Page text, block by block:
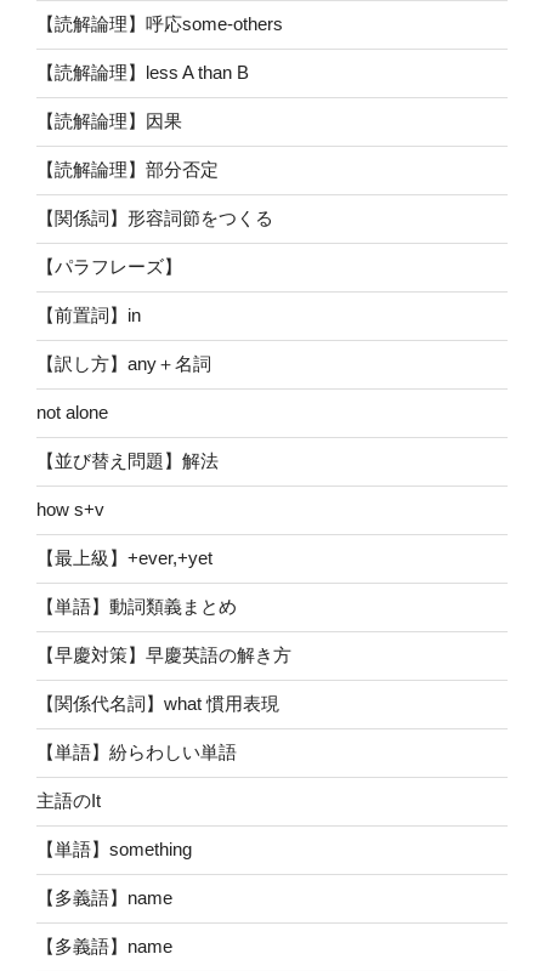
【読解論理】呼応some-others
【読解論理】less A than B
【読解論理】因果
【読解論理】部分否定
【関係詞】形容詞節をつくる
【パラフレーズ】
【前置詞】in
【訳し方】any＋名詞
not alone
【並び替え問題】解法
how s+v
【最上級】+ever,+yet
【単語】動詞類義まとめ
【早慶対策】早慶英語の解き方
【関係代名詞】what 慣用表現
【単語】紛らわしい単語
主語のIt
【単語】something
【多義語】name
【多義語】name